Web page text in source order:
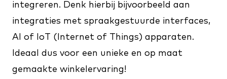
integreren. Denk hierbij bijvoorbeeld aan
integraties met spraakgestuurde interfaces,
AI of IoT (Internet of Things) apparaten.
Ideaal dus voor een unieke en op maat
gemaakte winkelervaring!